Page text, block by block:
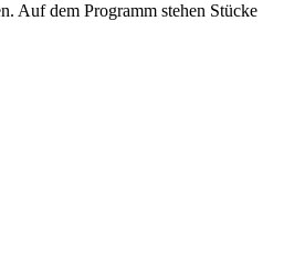
Auf dem Programm stehen Stücke